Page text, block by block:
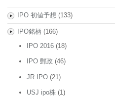
IPO 初値予想 (133)
IPO銘柄 (166)
IPO 2016 (18)
IPO 郵政 (46)
JR IPO (21)
USJ ipo株 (1)